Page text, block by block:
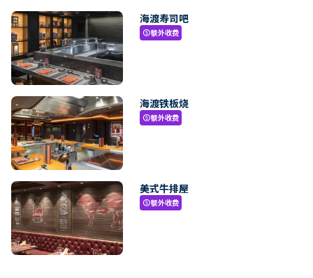
海渡寿司吧
paid额外收费
海渡铁板烧
paid额外收费
美式牛排屋
paid额外收费